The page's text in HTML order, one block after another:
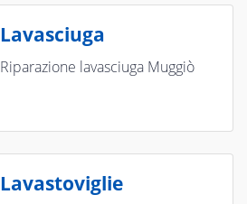
Lavasciuga
Riparazione lavasciuga Muggiò
Lavastoviglie